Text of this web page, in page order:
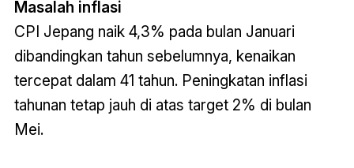
Masalah inflasi
CPI Jepang naik 4,3% pada bulan Januari
dibandingkan tahun sebelumnya, kenaikan
tercepat dalam 41 tahun. Peningkatan inflasi
tahunan tetap jauh di atas target 2% di bulan
Mei.